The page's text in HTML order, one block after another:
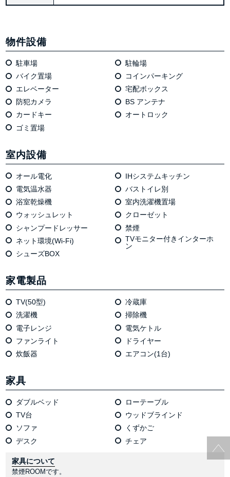
物件設備
駐車場
駐輪場
バイク置場
コインパーキング
エレベーター
宅配ボックス
防犯カメラ
BS アンテナ
カードキー
オートロック
ゴミ置場
室内設備
オール電化
IHシステムキッチン
電気温⽔器
バストイレ別
浴室乾燥機
室内洗濯機置場
ウォッシュレット
クローゼット
シャンプードレッサー
禁煙
ネット環境(Wi-Fi)
TVモニター付きインターホ
ン
シューズBOX
家電製品
TV(50型)
冷蔵庫
洗濯機
掃除機
電⼦レンジ
電気ケトル
ファンライト
ドライヤー
炊飯器
エアコン(1台)
家具
ダブルベッド
ローテーブル
TV台
ウッドブラインド
ソファ
くずかご
デスク
チェア
家具について
禁煙ROOMです。